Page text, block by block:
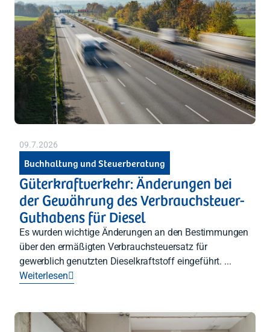
09.7.2026
Buchhaltung und Steuerberatung
Güterkraftverkehr: Änderungen bei
der Gewährung des Verbrauchsteuer-
Guthabens für Diesel
Es wurden wichtige Änderungen an den Bestimmungen
über den ermäßigten Verbrauchsteuersatz für
gewerblich genutzten Dieselkraftstoff eingeführt. ...
Weiterlesen